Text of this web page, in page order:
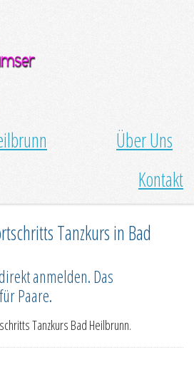
Über Uns
Kontakt
Tanzkurs in Bad
anmelden. Das
Paare.
Tanzkurs Bad Heilbrunn.